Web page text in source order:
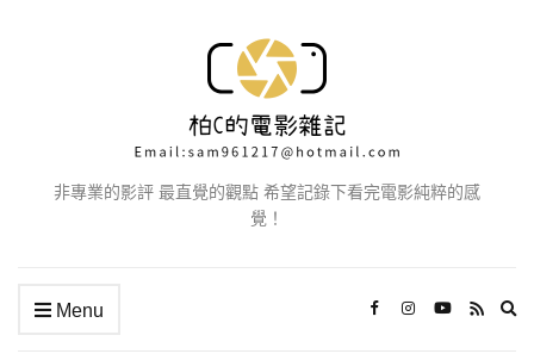
非專業的影評 最直覺的觀點 希望記錄下看完電影純粹的感
覺！
Menu